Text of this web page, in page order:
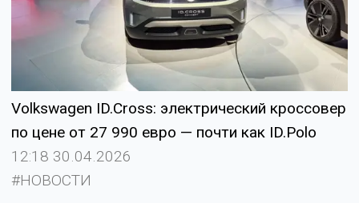
Volkswagen ID.Cross: электрический кроссовер
по цене от 27 990 евро — почти как ID.Polo
12:18 30.04.2026
#НОВОСТИ